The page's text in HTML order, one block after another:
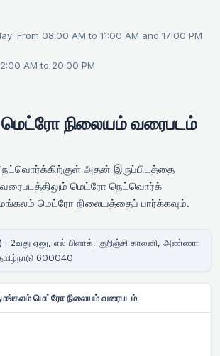
From 08:00 AM to 11:00 AM and 17:00 PM
AM to 20:00 PM
மெட்ரோ நிலையம் வரைபடம்
அதன் இருப்பிடத்தை
மெட்ரோ நெட்வொர்க்
மெட்ரோ நிலையத்தைப் பார்க்கவும்.
: 2வது ஏனு, எல் பிளாக், குறிஞ்சி காலனி, அண்ணா
600040
மெட்ரோ நிலையம் வரைபடம்